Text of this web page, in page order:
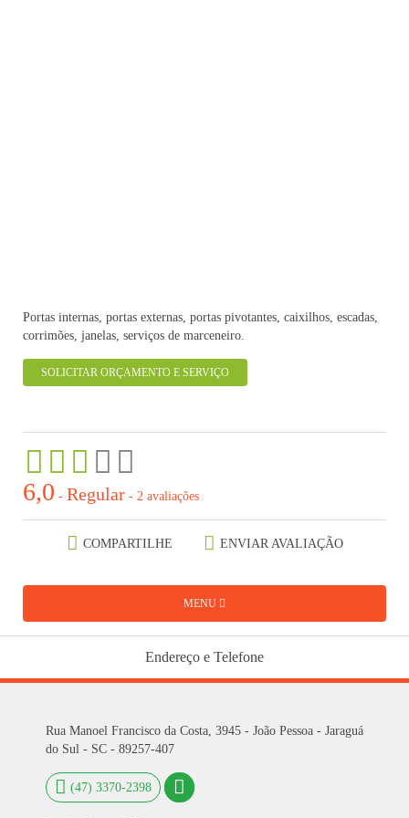
Portas internas, portas externas, portas pivotantes, caixilhos, escadas,
corrimões, janelas, serviços de marceneiro.
SOLICITAR ORÇAMENTO E SERVIÇO
6,0 - Regular - 2 avaliações
COMPARTILHE ENVIAR AVALIAÇÃO
MENU
Endereço e Telefone
Rua Manoel Francisco da Costa, 3945 - João Pessoa - Jaraguá
do Sul - SC - 89257-407
(47) 3370-2398